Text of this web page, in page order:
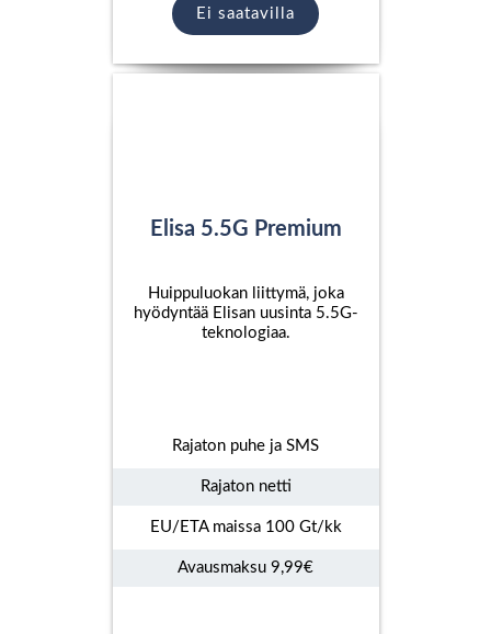
Ei saatavilla
Elisa 5.5G Premium
Huippuluokan liittymä, joka
hyödyntää Elisan uusinta 5.5G-
teknologiaa.
Rajaton puhe ja SMS
Rajaton netti
EU/ETA maissa 100 Gt/kk
Avausmaksu 9,99€